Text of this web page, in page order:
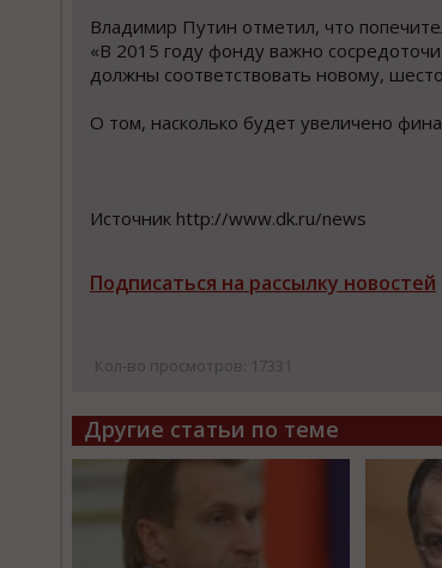
Владимир Путин отметил, что
«В 2015 году фонду важно
должны соответствовать новому,
О том, насколько будет увеличено
Источник http://www.dk.ru/news
Подписаться на рассылку новостей
Кол-во просмотров: 17331
Другие статьи по теме